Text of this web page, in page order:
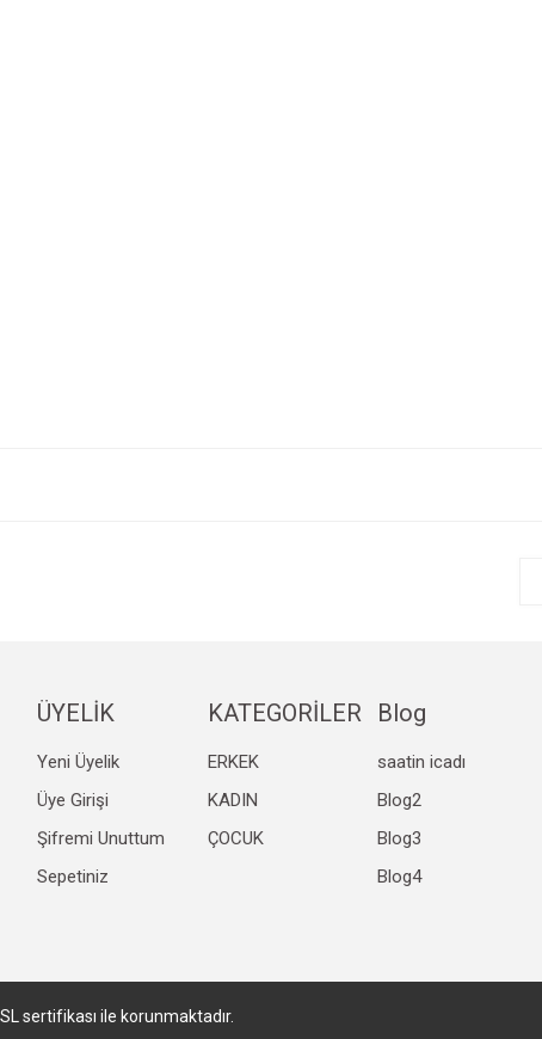
Gönder
ÜYELİK
Yeni Üyelik
Üye Girişi
Şifremi Unuttum
Sepetiniz
KATEGORİLER
ERKEK
KADIN
ÇOCUK
Blog
saatin icadı
Blog2
Blog3
Blog4
sertifikası ile korunmaktadır.